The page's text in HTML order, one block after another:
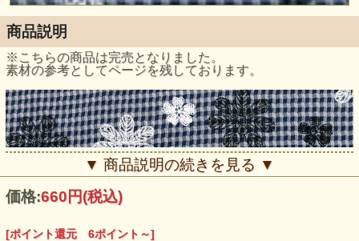
商品説明
※こちらの商品は完売となりました。
素材の参考としてページを残しております。
▼ 商品説明の続きを見る ▼
価格:660円(税込)
[ポイント還元 6ポイント～]